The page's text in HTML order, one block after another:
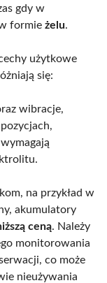
gdy w
formie żelu.
użytkowe
się:
wibracje,
na przykład w
akumulatory
ceną. Należy
monitorowania
co może
nieużywania